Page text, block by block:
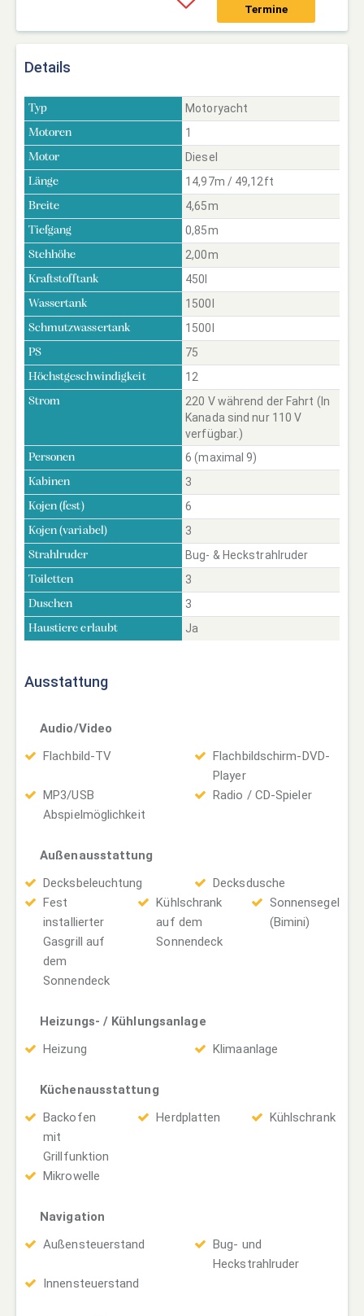
Termine
Details
Typ Motoryacht
Motoren 1
Motor Diesel
Länge 14,97m / 49,12ft
Breite 4,65m
Tiefgang 0,85m
Stehhöhe 2,00m
Kraftstofftank 450l
Wassertank 1500l
Schmutzwassertank 1500l
PS 75
Höchstgeschwindigkeit 12
Strom
220 V während der Fahrt (In
Kanada sind nur 110 V
verfügbar.)
Personen 6 (maximal 9)
Kabinen 3
Kojen (fest) 6
Kojen (variabel) 3
Strahlruder Bug- & Heckstrahlruder
Toiletten 3
Duschen 3
Haustiere erlaubt Ja
Ausstattung
Audio/Video
Flachbild-TV
Flachbildschirm-DVD-
Player
MP3/USB
Abspielmöglichkeit
Radio / CD-Spieler
Außenausstattung
Decksbeleuchtung
Decksdusche
Fest
installierter
Gasgrill auf
dem
Sonnendeck
Kühlschrank
auf dem
Sonnendeck
Sonnensegel
(Bimini)
Heizungs- / Kühlungsanlage
Heizung
Klimaanlage
Küchenausstattung
Backofen
mit
Grillfunktion
Herdplatten Kühlschrank
Mikrowelle
Navigation
Außensteuerstand
Bug- und
Heckstrahlruder
Innensteuerstand